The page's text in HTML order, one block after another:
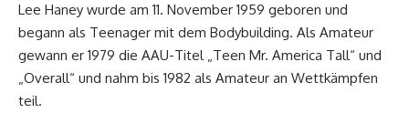
Lee Haney wurde am 11. November 1959 geboren und
begann als Teenager mit dem Bodybuilding. Als Amateur
gewann er 1979 die AAU-Titel „Teen Mr. America Tall“ und
„Overall“ und nahm bis 1982 als Amateur an Wettkämpfen
teil.